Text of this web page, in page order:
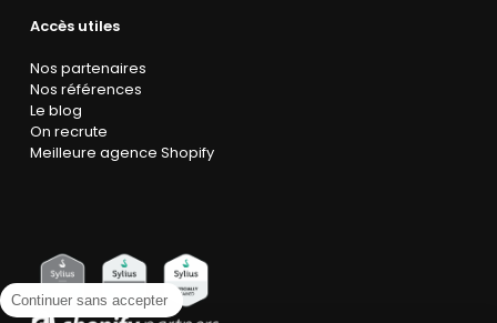
Accès utiles
Nos partenaires
Nos références
Le blog
On recrute
Meilleure agence Shopify
Continuer sans accepter